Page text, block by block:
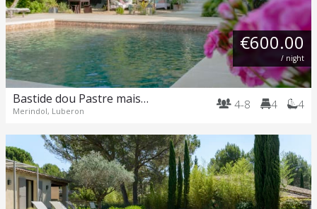
€600.00
/ night
Bastide dou Pastre maison de famille avec magnifique vue
Merindol, Luberon 4-8 4 4